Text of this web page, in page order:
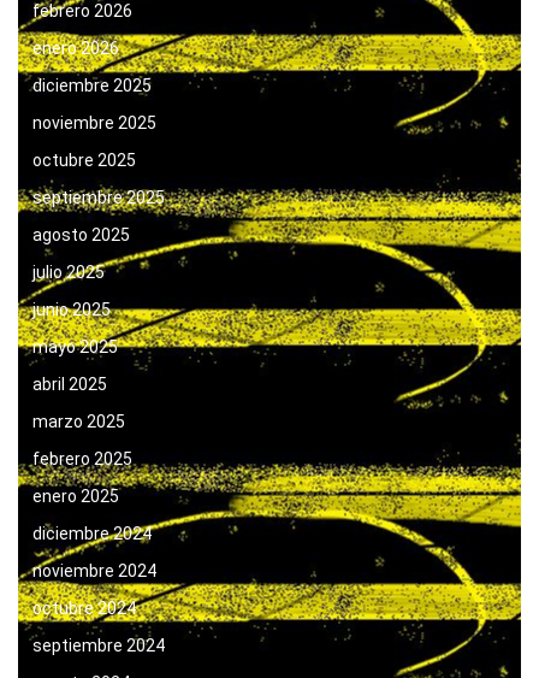
febrero 2026
enero 2026
diciembre 2025
noviembre 2025
octubre 2025
septiembre 2025
agosto 2025
julio 2025
junio 2025
mayo 2025
abril 2025
marzo 2025
febrero 2025
enero 2025
diciembre 2024
noviembre 2024
octubre 2024
septiembre 2024